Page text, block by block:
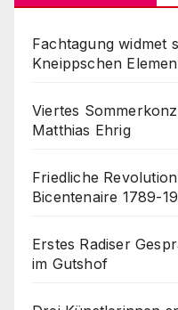
Fachtagung widmet
Kneippschen
Viertes
Matthias Ehrig
Friedliche
Bicentenaire 1789-
Erstes Radiser
im Gutshof